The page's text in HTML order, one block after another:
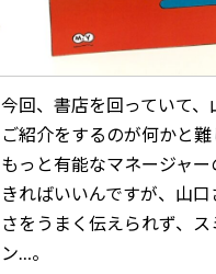
今回、書店を回っていて、
ご紹介をするのが何かと難
もっと有能なマネージャー
きればいいんですが、山口
さをうまく伝えられず、ス
ン…。